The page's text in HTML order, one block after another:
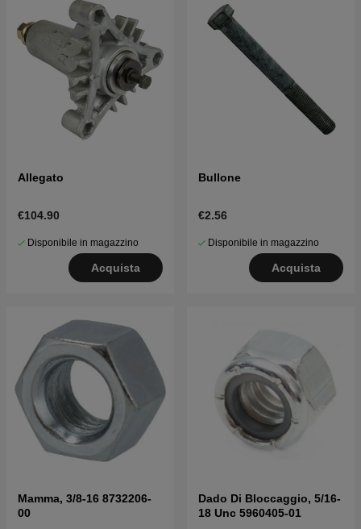
Allegato
€104.90
Disponibile in magazzino
Acquista
Bullone
€2.56
Disponibile in magazzino
Acquista
Mamma, 3/8-16 8732206-
00
Dado Di Bloccaggio, 5/16-
18 Unc 5960405-01